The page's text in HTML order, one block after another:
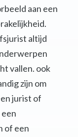
aan een
altijd
vallen. ook
zijn om
jurist of
of een